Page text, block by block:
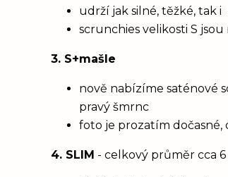
udrží jak silné, těžké, tak i
scrunchies velikosti S
3. S+mašle
nově nabízíme saténové
pravý šmrnc
foto je prozatím
4. SLIM - celkový průměr cca